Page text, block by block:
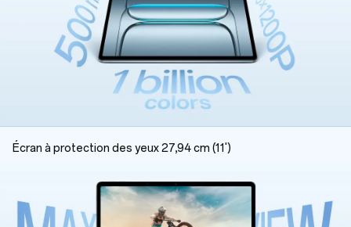
Écran à protection des yeux 27,94 cm (11')